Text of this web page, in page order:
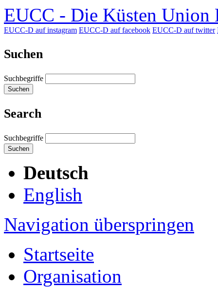
EUCC - Die Küsten Union
EUCC-D auf instagram EUCC-D auf facebook EUCC-D auf twitter
Suchen
Suchbegriffe
Suchen
Search
Suchbegriffe
Suchen
Deutsch
English
Navigation überspringen
Startseite
Organisation